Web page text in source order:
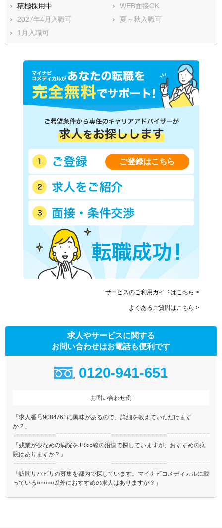
積極採用中
WEB面接OK
2027年4月入職可
夏～秋入職可
1月入職可
ご登録はこちら
サービスのご利用ガイドはこちら >
よくあるご質問はこちら >
求人やサービスに関する
お問い合わせはお電話も便利です
0120-941-651
お問い合わせ例
「求人番号9084761に興味があるので、詳細を教えていただけます
か？」
「残業が少なめの病院をJR○○線の沿線で探していますが、おすすめの病
院はありますか？」
「訪問リハビリの募集を都内で探しています。マイナビコメディカルに載
っている○○○○○以外におすすめの求人はありますか？」